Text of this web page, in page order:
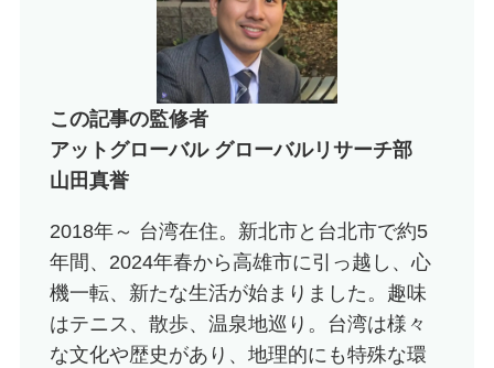
この記事の監修者
アットグローバル グローバルリサーチ部
山田真誉
2018年～ 台湾在住。新北市と台北市で約5
年間、2024年春から高雄市に引っ越し、心
機一転、新たな生活が始まりました。趣味
はテニス、散歩、温泉地巡り。台湾は様々
な文化や歴史があり、地理的にも特殊な環